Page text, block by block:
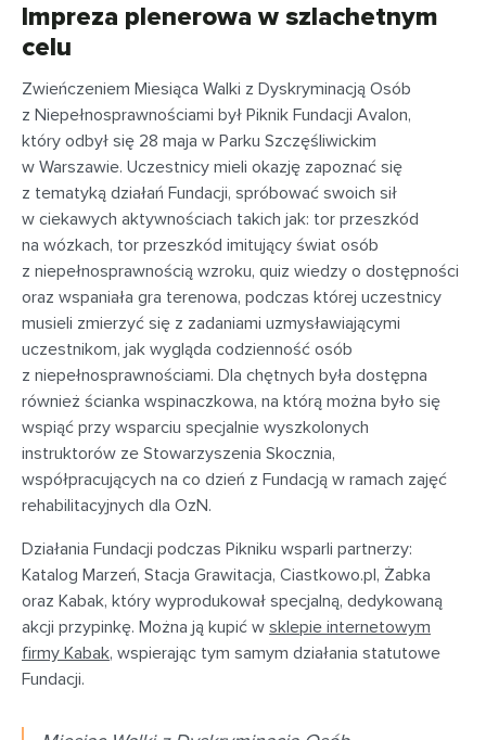
Impreza plenerowa w szlachetnym
celu
Zwieńczeniem Miesiąca Walki z Dyskryminacją Osób
z Niepełnosprawnościami był Piknik Fundacji Avalon,
który odbył się 28 maja w Parku Szczęśliwickim
w Warszawie. Uczestnicy mieli okazję zapoznać się
z tematyką działań Fundacji, spróbować swoich sił
w ciekawych aktywnościach takich jak: tor przeszkód
na wózkach, tor przeszkód imitujący świat osób
z niepełnosprawnością wzroku, quiz wiedzy o dostępności
oraz wspaniała gra terenowa, podczas której uczestnicy
musieli zmierzyć się z zadaniami uzmysławiającymi
uczestnikom, jak wygląda codzienność osób
z niepełnosprawnościami. Dla chętnych była dostępna
również ścianka wspinaczkowa, na którą można było się
wspiąć przy wsparciu specjalnie wyszkolonych
instruktorów ze Stowarzyszenia Skocznia,
współpracujących na co dzień z Fundacją w ramach zajęć
rehabilitacyjnych dla OzN.
Działania Fundacji podczas Pikniku wsparli partnerzy:
Katalog Marzeń, Stacja Grawitacja, Ciastkowo.pl, Żabka
oraz Kabak, który wyprodukował specjalną, dedykowaną
akcji przypinkę. Można ją kupić w sklepie internetowym
firmy Kabak, wspierając tym samym działania statutowe
Fundacji.